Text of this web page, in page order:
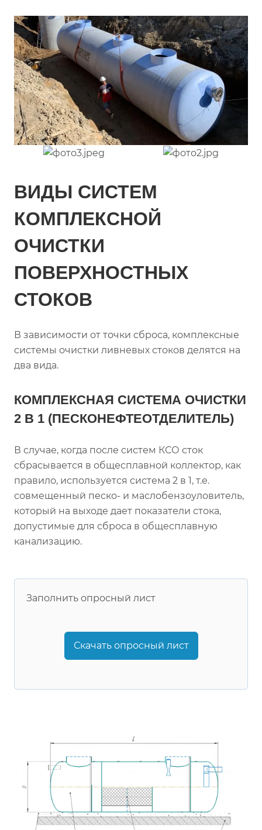
ВИДЫ СИСТЕМ
КОМПЛЕКСНОЙ
ОЧИСТКИ
ПОВЕРХНОСТНЫХ
СТОКОВ
В зависимости от точки сброса, комплексные
системы очистки ливневых стоков делятся на
два вида.
КОМПЛЕКСНАЯ СИСТЕМА ОЧИСТКИ
2 В 1 (ПЕСКОНЕФТЕОТДЕЛИТЕЛЬ)
В случае, когда после систем КСО сток
сбрасывается в общесплавной коллектор, как
правило, используется система 2 в 1, т.е.
совмещенный песко- и маслобензоуловитель,
который на выходе дает показатели стока,
допустимые для сброса в общесплавную
канализацию.
Заполнить опросный лист
Скачать опросный лист